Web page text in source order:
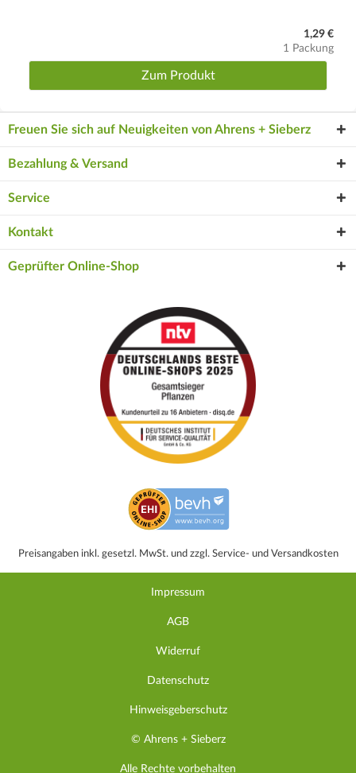
1,29 €
1 Packung
Zum Produkt
Freuen Sie sich auf Neuigkeiten von Ahrens + Sieberz
Bezahlung & Versand
Service
Kontakt
Geprüfter Online-Shop
Preisangaben inkl. gesetzl. MwSt. und zzgl. Service- und Versandkosten
Impressum
AGB
Widerruf
Datenschutz
Hinweisgeberschutz
© Ahrens + Sieberz
Alle Rechte vorbehalten